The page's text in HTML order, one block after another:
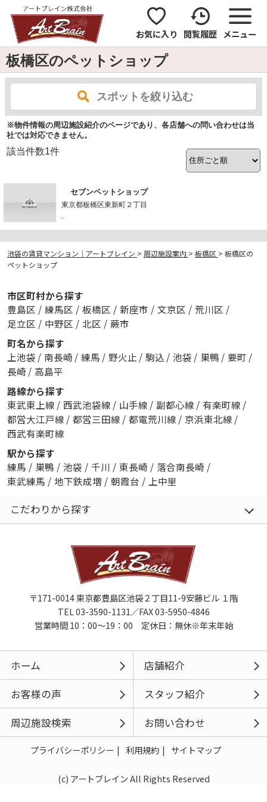
お気に入り 閲覧履歴 メニュー
板橋区のペットショップ
スポットを絞り込む
※物件情報の周辺施設紹介のページであり、各店舗への問い合わせは当
社では対応できません。
該当件数1件
セブンペットショップ
東京都板橋区東新町２丁目
-
池袋の賃貸マンション｜アートブレイン > 周辺施設案内 > 板橋区 > 板橋区の
ペットショップ
市区町村から探す
豊島区 / 練馬区 / 板橋区 / 新座市 / 文京区 / 荒川区 /
足立区 / 中野区 / 北区 / 蕨市
町名から探す
上池袋 / 南長崎 / 練馬 / 野火止 / 駒込 / 池袋 / 巣鴨 / 要町 /
長崎 / 高島平
路線から探す
東武東上線 / 西武池袋線 / 山手線 / 副都心線 / 有楽町線 /
都営大江戸線 / 都営三田線 / 都電荒川線 / 京浜東北線 /
西武有楽町線
駅から探す
練馬 / 巣鴨 / 池袋 / 千川 / 東長崎 / 落合南長崎 /
東武練馬 / 地下鉄成増 / 朝霞台 / 上中里
こだわりから探す
〒171-0014 東京都豊島区池袋２丁目11-9安藤ビル １階
TEL 03-3590-1131／FAX 03-5950-4846
営業時間 10：00～19：00 定休日：無休※年末年始
ホーム
店舗紹介
お客様の声
スタッフ紹介
周辺施設検索
お問い合わせ
プライバシーポリシー 利用規約 サイトマップ
(c) アートブレイン All Rights Reserved